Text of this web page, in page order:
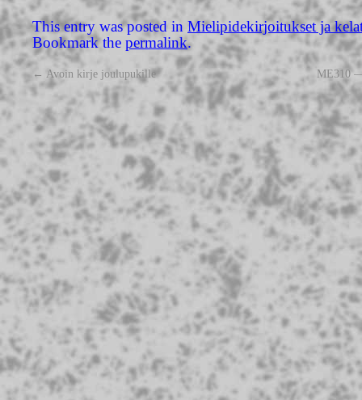
This entry was posted in Mielipidekirjoitukset ja
Bookmark the permalink.
← Avoin kirje joulupukille ME310